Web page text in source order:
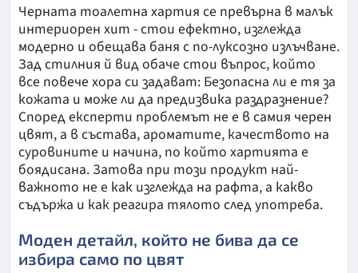
Черната тоалетна хартия се превърна в малък
интериорен хит - стои ефектно, изглежда
модерно и обещава баня с по-луксозно излъчване.
Зад стилния й вид обаче стои въпрос, който
все повече хора си задават: Безопасна ли е тя за
кожата и може ли да предизвика раздразнение?
Според експерти проблемът не е в самия черен
цвят, а в състава, ароматите, качеството на
суровините и начина, по който хартията е
боядисана. Затова при този продукт най-
важното не е как изглежда на рафта, а какво
съдържа и как реагира тялото след употреба.
Моден детайл, който не бива да се
избира само по цвят